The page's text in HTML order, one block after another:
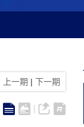
上一期 | 下一期